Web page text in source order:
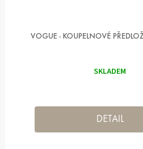
VOGUE - KOUPELNOVÉ
SKLADEM
DETAIL